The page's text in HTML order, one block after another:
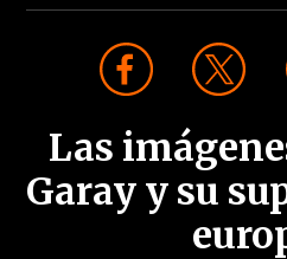
Las
Garay y su